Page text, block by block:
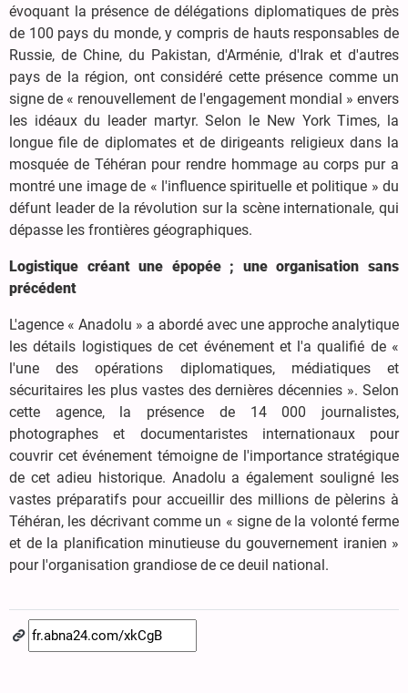
évoquant la présence de délégations diplomatiques de près
de 100 pays du monde, y compris de hauts responsables de
Russie, de Chine, du Pakistan, d'Arménie, d'Irak et d'autres
pays de la région, ont considéré cette présence comme un
signe de « renouvellement de l'engagement mondial » envers
les idéaux du leader martyr. Selon le New York Times, la
longue file de diplomates et de dirigeants religieux dans la
mosquée de Téhéran pour rendre hommage au corps pur a
montré une image de « l'influence spirituelle et politique » du
défunt leader de la révolution sur la scène internationale, qui
dépasse les frontières géographiques.
Logistique créant une épopée ; une organisation sans
précédent
L'agence « Anadolu » a abordé avec une approche analytique
les détails logistiques de cet événement et l'a qualifié de «
l'une des opérations diplomatiques, médiatiques et
sécuritaires les plus vastes des dernières décennies ». Selon
cette agence, la présence de 14 000 journalistes,
photographes et documentaristes internationaux pour
couvrir cet événement témoigne de l'importance stratégique
de cet adieu historique. Anadolu a également souligné les
vastes préparatifs pour accueillir des millions de pèlerins à
Téhéran, les décrivant comme un « signe de la volonté ferme
et de la planification minutieuse du gouvernement iranien »
pour l'organisation grandiose de ce deuil national.